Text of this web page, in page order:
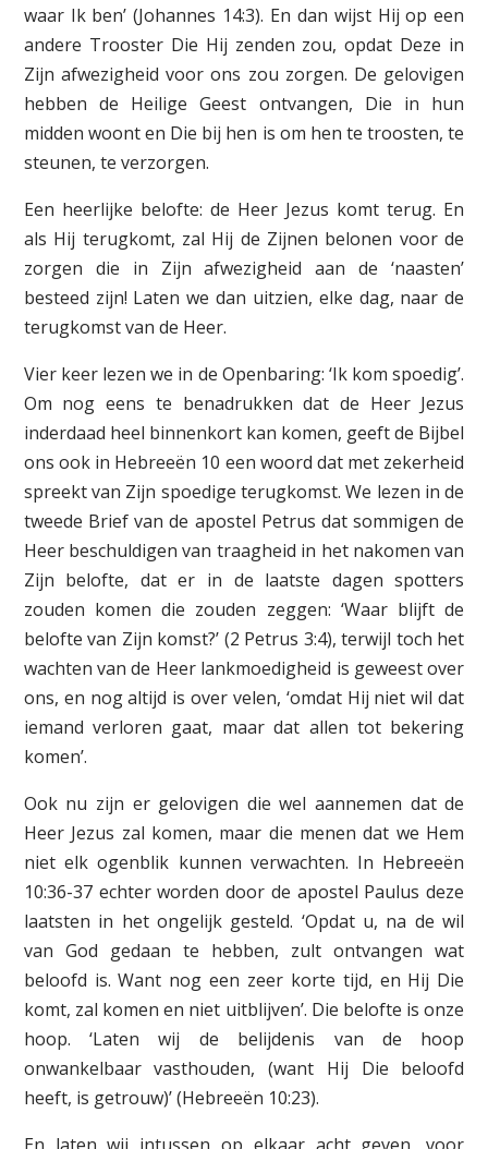
waar Ik ben’ (Johannes 14:3). En dan wijst Hij op een
andere Trooster Die Hij zenden zou, opdat Deze in
Zijn afwezigheid voor ons zou zorgen. De gelovigen
hebben de Heilige Geest ontvangen, Die in hun
midden woont en Die bij hen is om hen te troosten, te
steunen, te verzorgen.
Een heerlijke belofte: de Heer Jezus komt terug. En
als Hij terugkomt, zal Hij de Zijnen belonen voor de
zorgen die in Zijn afwezigheid aan de ‘naasten’
besteed zijn! Laten we dan uitzien, elke dag, naar de
terugkomst van de Heer.
Vier keer lezen we in de Openbaring: ‘Ik kom spoedig’.
Om nog eens te benadrukken dat de Heer Jezus
inderdaad heel binnenkort kan komen, geeft de Bijbel
ons ook in Hebreeën 10 een woord dat met zekerheid
spreekt van Zijn spoedige terugkomst. We lezen in de
tweede Brief van de apostel Petrus dat sommigen de
Heer beschuldigen van traagheid in het nakomen van
Zijn belofte, dat er in de laatste dagen spotters
zouden komen die zouden zeggen: ‘Waar blijft de
belofte van Zijn komst?’ (2 Petrus 3:4), terwijl toch het
wachten van de Heer lankmoedigheid is geweest over
ons, en nog altijd is over velen, ‘omdat Hij niet wil dat
iemand verloren gaat, maar dat allen tot bekering
komen’.
Ook nu zijn er gelovigen die wel aannemen dat de
Heer Jezus zal komen, maar die menen dat we Hem
niet elk ogenblik kunnen verwachten. In Hebreeën
10:36-37 echter worden door de apostel Paulus deze
laatsten in het ongelijk gesteld. ‘Opdat u, na de wil
van God gedaan te hebben, zult ontvangen wat
beloofd is. Want nog een zeer korte tijd, en Hij Die
komt, zal komen en niet uitblijven’. Die belofte is onze
hoop. ‘Laten wij de belijdenis van de hoop
onwankelbaar vasthouden, (want Hij Die beloofd
heeft, is getrouw)’ (Hebreeën 10:23).